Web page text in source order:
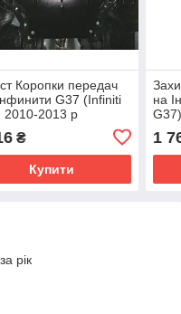
Коропки передач
G37 (Infiniti
2010-2013 р
₴
Купити
на
1
рік